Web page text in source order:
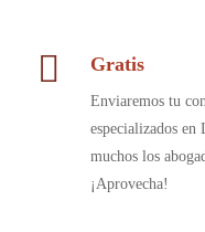
Gratis
Enviaremos tu
especializados en
muchos los
¡Aprovecha!